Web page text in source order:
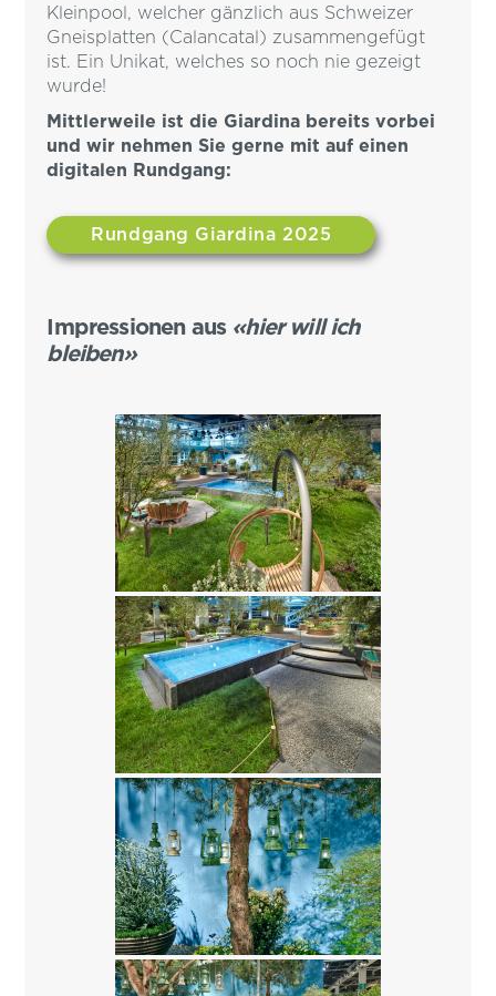
Kleinpool, welcher gänzlich aus Schweizer
Gneisplatten (Calancatal) zusammengefügt
ist. Ein Unikat, welches so noch nie gezeigt
wurde!
Mittlerweile ist die Giardina bereits vorbei
und wir nehmen Sie gerne mit auf einen
digitalen Rundgang:
Rundgang Giardina 2025
Impressionen aus «hier will ich
bleiben»